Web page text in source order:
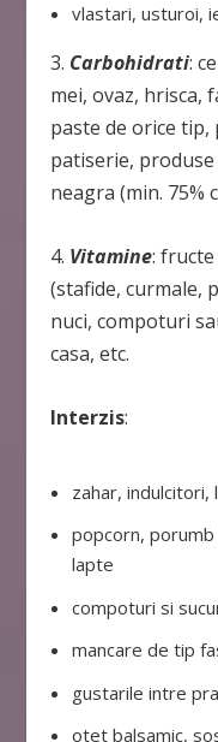
vlastari, usturoi,
3. Carbohidrati:
mei, ovaz, hrisca,
paste de orice tip,
patiserie,
neagra (min. 75%
4. Vitamine:
(stafide, curmale,
nuci, compoturi
casa, etc.
Interzis:
zahar, indulcitori,
popcorn,
lapte
compoturi si
mancare de tip
gustarile intre
otet balsamic,